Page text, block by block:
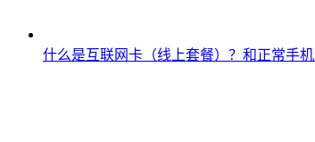
什么是互联网卡（线上套餐）？和正常手